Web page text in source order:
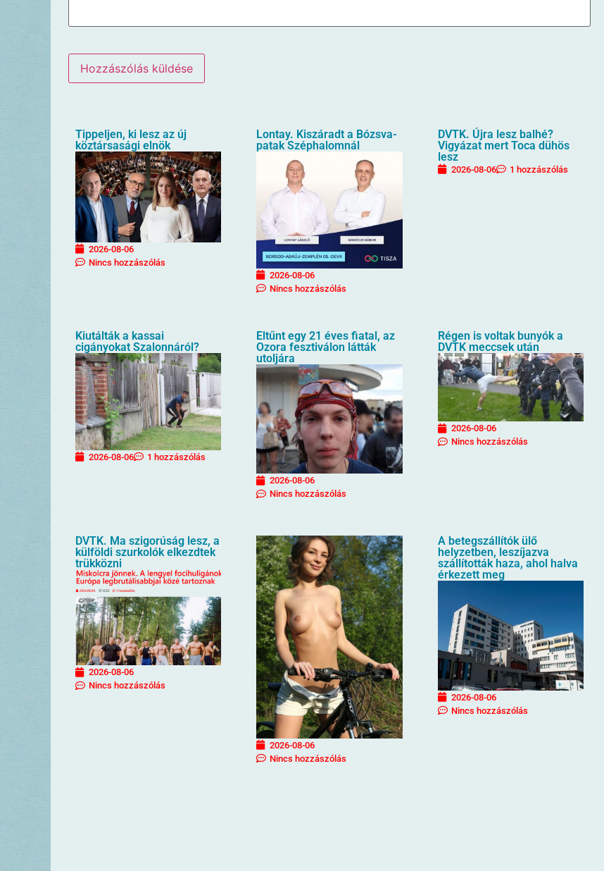
Tippeljen, ki lesz az új
köztársasági elnök
2026-08-06
Nincs hozzászólás
Lontay. Kiszáradt a Bózsva-
patak Széphalomnál
2026-08-06
Nincs hozzászólás
DVTK. Újra lesz balhé?
Vigyázat mert Toca dühös
lesz
2026-08-06 1 hozzászólás
Kiutálták a kassai
cigányokat Szalonnáról?
2026-08-06 1 hozzászólás
Eltűnt egy 21 éves fiatal, az
Ozora fesztiválon látták
utoljára
2026-08-06
Nincs hozzászólás
Régen is voltak bunyók a
DVTK meccsek után
2026-08-06
Nincs hozzászólás
DVTK. Ma szigorúság lesz, a
külföldi szurkolók elkezdtek
trükközni
2026-08-06
Nincs hozzászólás
2026-08-06
Nincs hozzászólás
A betegszállítók ülő
helyzetben, leszíjazva
szállították haza, ahol halva
érkezett meg
2026-08-06
Nincs hozzászólás